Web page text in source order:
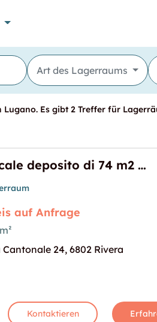
Art des Lagerraums
Es gibt 2 Treffer für
Ampiezza e praticità"
für "Locale deposito di
Locale deposito di 74 m2  Ampiezza e praticità
auf Anfrage
Cantonale 24, 6802 Rivera
Kontaktieren